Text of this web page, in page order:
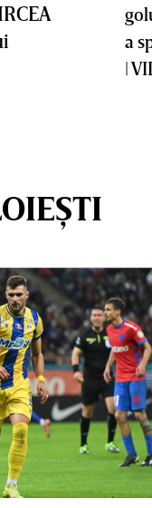
a
|